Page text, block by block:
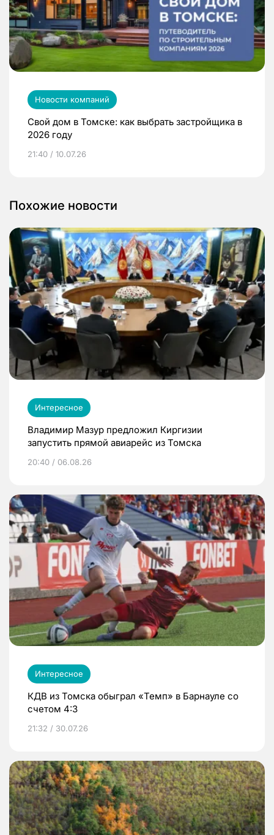
Новости компаний
Свой дом в Томске: как выбрать застройщика в
2026 году
21:40 / 10.07.26
Похожие новости
Интересное
Владимир Мазур предложил Киргизии
запустить прямой авиарейс из Томска
20:40 / 06.08.26
Интересное
КДВ из Томска обыграл «Темп» в Барнауле со
счетом 4:3
21:32 / 30.07.26